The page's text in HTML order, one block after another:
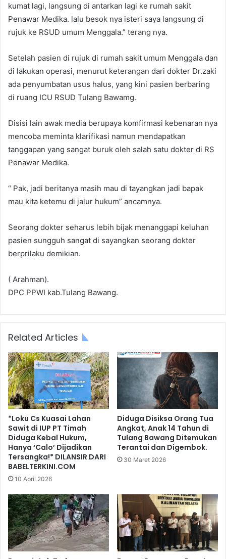
kumat lagi, langsung di antarkan lagi ke rumah sakit
Penawar Medika. lalu besok nya isteri saya langsung di
rujuk ke RSUD umum Menggala.” terang nya.
Setelah pasien di rujuk di rumah sakit umum Menggala dan
di lakukan operasi, menurut keterangan dari dokter Dr.zaki
ada penyumbatan usus halus, yang kini pasien berbaring
di ruang ICU RSUD Tulang Bawamg.
Disisi lain awak media berupaya komfirmasi kebenaran nya
mencoba meminta klarifikasi namun mendapatkan
tanggapan yang sangat buruk oleh salah satu dokter di RS
Penawar Medika.
“ Pak, jadi beritanya masih mau di tayangkan jadi bapak
mau kita ketemu di jalur hukum” ancamnya.
Seorang dokter seharus lebih bijak menanggapi keluhan
pasien sungguh sangat di sayangkan seorang dokter
berprilaku demikian.
( Arahman).
DPC PPWI kab.Tulang Bawang.
Related Articles
*Loku Cs Kuasai Lahan
Sawit di IUP PT Timah
Diduga Kebal Hukum,
Hanya ‘Calo’ Dijadikan
Tersangka!* DILANSIR DARI
BABELTERKINI.COM
10 April 2026
Diduga Disiksa Orang Tua
Angkat, Anak 14 Tahun di
Tulang Bawang Ditemukan
Terantai dan Digembok.
30 Maret 2026